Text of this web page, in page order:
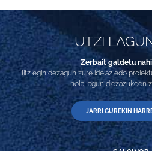
UTZI
Zerbait galdetu
Hitz egin dezagun zure ideiaz edo
nola lagun diezazukeen
JARRI GUREKIN